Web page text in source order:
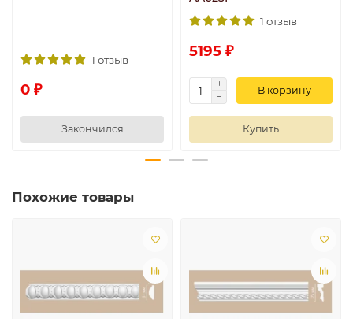
1 отзыв
0 ₽
Закончился
1 отзыв
5195 ₽
В корзину
Купить
Похожие товары